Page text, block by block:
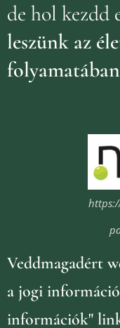
de hol kezdd
leszünk az
Veddmagadért
a jogi
információk"